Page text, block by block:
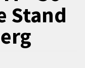
Stand